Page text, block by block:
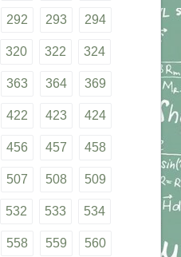
292 293 294
320 322 324
363 364 369
422 423 424
456 457 458
507 508 509
532 533 534
558 559 560